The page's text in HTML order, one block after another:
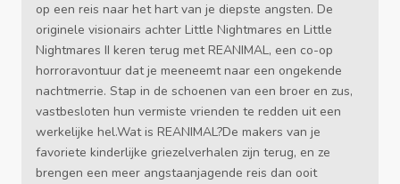
op een reis naar het hart van je diepste angsten. De
originele visionairs achter Little Nightmares en Little
Nightmares II keren terug met REANIMAL, een co-op
horroravontuur dat je meeneemt naar een ongekende
nachtmerrie. Stap in de schoenen van een broer en zus,
vastbesloten hun vermiste vrienden te redden uit een
werkelijke hel.Wat is REANIMAL?De makers van je
favoriete kinderlijke griezelverhalen zijn terug, en ze
brengen een meer angstaanjagende reis dan ooit